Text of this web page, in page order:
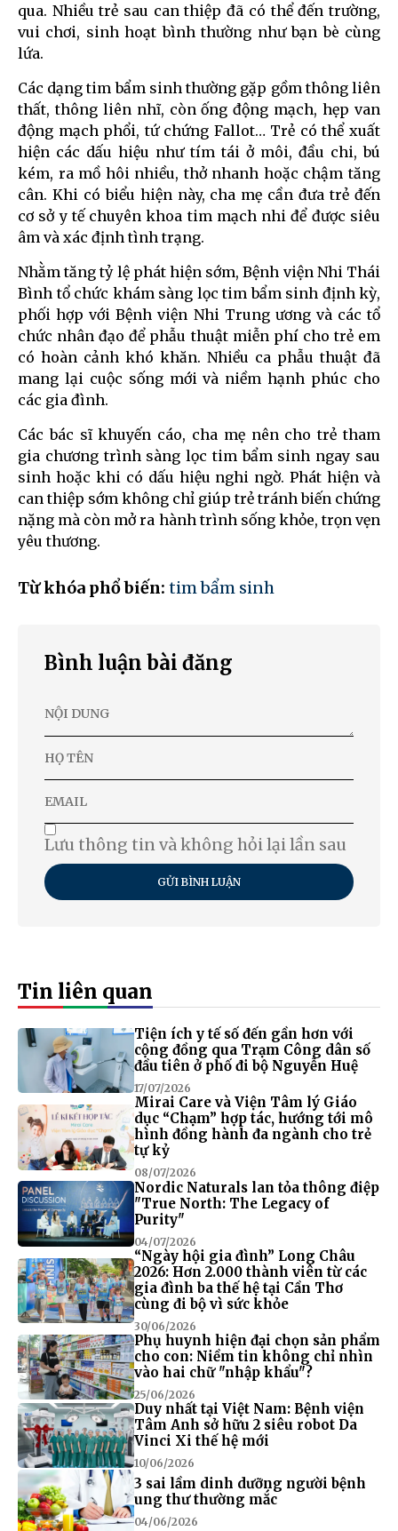
qua. Nhiều trẻ sau can thiệp đã có thể đến trường,
vui chơi, sinh hoạt bình thường như bạn bè cùng
lứa.
Các dạng tim bẩm sinh thường gặp gồm thông liên
thất, thông liên nhĩ, còn ống động mạch, hẹp van
động mạch phổi, tứ chứng Fallot… Trẻ có thể xuất
hiện các dấu hiệu như tím tái ở môi, đầu chi, bú
kém, ra mồ hôi nhiều, thở nhanh hoặc chậm tăng
cân. Khi có biểu hiện này, cha mẹ cần đưa trẻ đến
cơ sở y tế chuyên khoa tim mạch nhi để được siêu
âm và xác định tình trạng.
Nhằm tăng tỷ lệ phát hiện sớm, Bệnh viện Nhi Thái
Bình tổ chức khám sàng lọc tim bẩm sinh định kỳ,
phối hợp với Bệnh viện Nhi Trung ương và các tổ
chức nhân đạo để phẫu thuật miễn phí cho trẻ em
có hoàn cảnh khó khăn. Nhiều ca phẫu thuật đã
mang lại cuộc sống mới và niềm hạnh phúc cho
các gia đình.
Các bác sĩ khuyến cáo, cha mẹ nên cho trẻ tham
gia chương trình sàng lọc tim bẩm sinh ngay sau
sinh hoặc khi có dấu hiệu nghi ngờ. Phát hiện và
can thiệp sớm không chỉ giúp trẻ tránh biến chứng
nặng mà còn mở ra hành trình sống khỏe, trọn vẹn
yêu thương.
Từ khóa phổ biến: tim bẩm sinh
Bình luận bài đăng
Lưu thông tin và không hỏi lại lần sau
GỬI BÌNH LUẬN
Tin liên quan
Tiện ích y tế số đến gần hơn với
cộng đồng qua Trạm Công dân số
đầu tiên ở phố đi bộ Nguyễn Huệ
17/07/2026
Mirai Care và Viện Tâm lý Giáo
dục “Chạm” hợp tác, hướng tới mô
hình đồng hành đa ngành cho trẻ
tự kỷ
08/07/2026
Nordic Naturals lan tỏa thông điệp
"True North: The Legacy of
Purity"
04/07/2026
“Ngày hội gia đình” Long Châu
2026: Hơn 2.000 thành viên từ các
gia đình ba thế hệ tại Cần Thơ
cùng đi bộ vì sức khỏe
30/06/2026
Phụ huynh hiện đại chọn sản phẩm
cho con: Niềm tin không chỉ nhìn
vào hai chữ "nhập khẩu"?
25/06/2026
Duy nhất tại Việt Nam: Bệnh viện
Tâm Anh sở hữu 2 siêu robot Da
Vinci Xi thế hệ mới
10/06/2026
3 sai lầm dinh dưỡng người bệnh
ung thư thường mắc
04/06/2026